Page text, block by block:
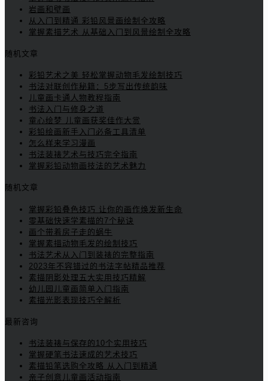
岩画和壁画
从入门到精通 彩铅风景画绘制全攻略
掌握素描艺术 从基础入门到风景绘制全攻略
随机文章
彩铅艺术之美 轻松掌握动物毛发绘制技巧
书法对联创作秘籍：5步写出传统韵味
儿童画卡通人物教程指南
书法入门与修身之道
童心绘梦 儿童画获奖佳作大赏
彩铅绘画新手入门必备工具清单
怎么样来学习漫画
书法装裱艺术与技巧完全指南
掌握彩铅动物画技法的艺术魅力
随机文章
掌握彩铅叠色技巧 让你的画作焕发新生命
零基础快速学素描的7个秘诀
画个带着房子走的蜗牛
掌握素描动物毛发的绘制技巧
书法艺术从入门到装裱的完整指南
2023年不容错过的书法字帖精品推荐
素描阴影处理五大实用技巧精解
幼儿园儿童画简单入门指南
素描光影表现技巧全解析
最新咨询
书法装裱与保存的10个实用技巧
掌握硬笔书法速成的艺术技巧
素描铅笔选购全攻略 从入门到精通
亲子创意儿童画活动指南